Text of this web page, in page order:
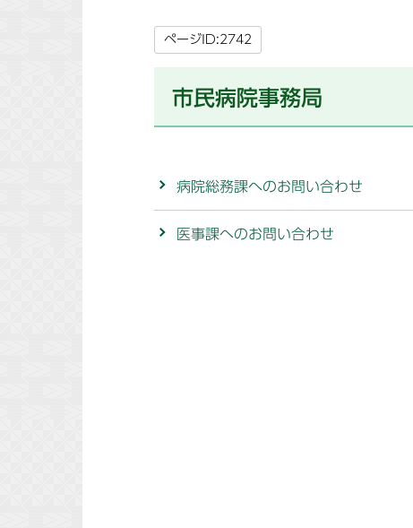
ページID:2742
市民病院事務局
病院総務課へのお問い合わせ
医事課へのお問い合わせ